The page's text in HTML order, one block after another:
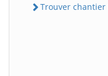
Trouver chantier